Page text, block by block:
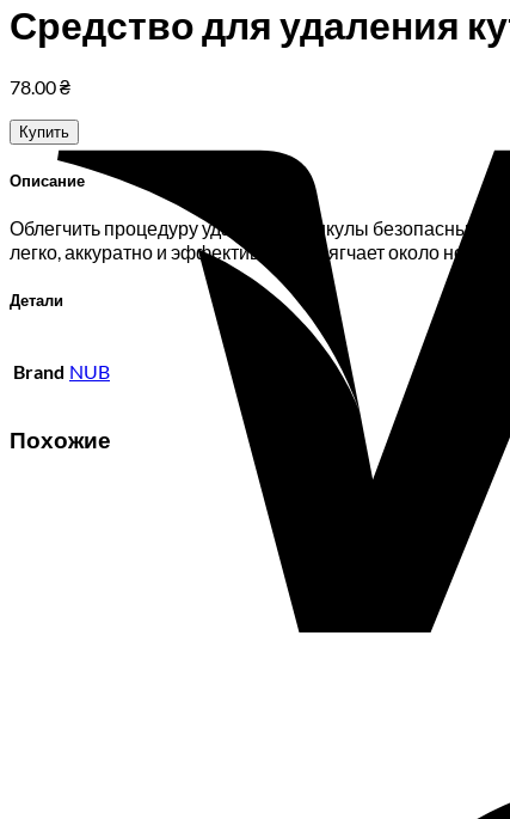
Средство для удаления
78.00₴
Купить
Описание
Облегчить процедуру удаления кутикулы безопасным
легко, аккуратно и эффективно размягчает около
Детали
Brand NUB
Похожие